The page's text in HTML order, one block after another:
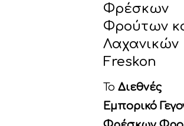
Φρέσκων
Φρούτων
Λαχανικών
Freskon
Το Διεθνές
Εμπορικό